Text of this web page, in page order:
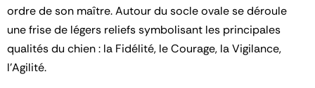
ordre de son maître. Autour du socle ovale se déroule
une frise de légers reliefs symbolisant les principales
qualités du chien : la Fidélité, le Courage, la Vigilance,
l'Agilité.